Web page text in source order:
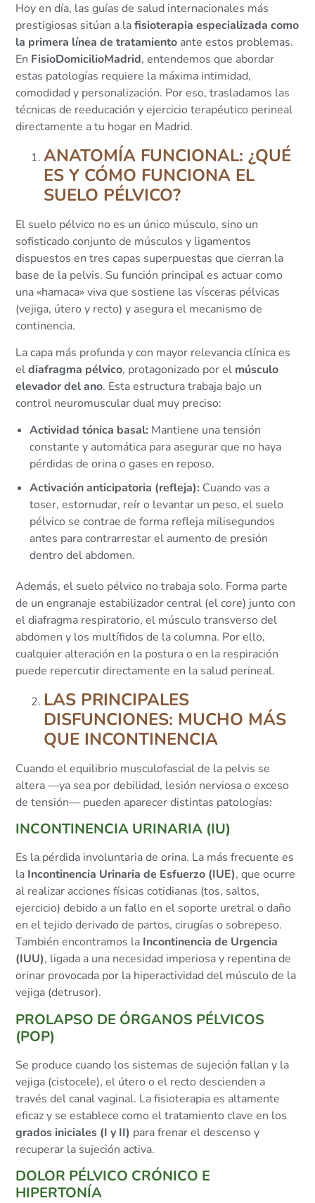
Hoy en día, las guías de salud internacionales más
prestigiosas sitúan a lafisioterapia especializada como
la primera línea de tratamiento ante estos problemas.
En FisioDomicilioMadrid, entendemos que abordar
estas patologías requiere la máxima intimidad,
comodidad y personalización. Por eso, trasladamos las
técnicas de reeducación y ejercicio terapéutico perineal
directamente a tu hogar en Madrid.
ANATOMÍA FUNCIONAL: ¿QUÉ
ES Y CÓMO FUNCIONA EL
SUELO PÉLVICO?
El suelo pélvico no es un único músculo, sino un
sofisticado conjunto de músculos y ligamentos
dispuestos en tres capas superpuestas que cierran la
base de la pelvis. Su función principal es actuar como
una «hamaca» viva que sostiene las vísceras pélvicas
(vejiga, útero y recto) y asegura el mecanismo de
continencia.
La capa más profunda y con mayor relevancia clínica es
eldiafragma pélvico, protagonizado por el músculo
elevador del ano. Esta estructura trabaja bajo un
control neuromuscular dual muy preciso:
Actividad tónica basal: Mantiene una tensión
constante y automática para asegurar que no haya
pérdidas de orina o gases en reposo.
Activación anticipatoria (refleja): Cuando vas a
toser, estornudar, reír o levantar un peso, el suelo
pélvico se contrae de forma refleja milisegundos
antes para contrarrestar el aumento de presión
dentro del abdomen.
Además, el suelo pélvico no trabaja solo. Forma parte
de un engranaje estabilizador central (elcore) junto con
el diafragma respiratorio, el músculo transverso del
abdomen y los multífidos de la columna. Por ello,
cualquier alteración en la postura o en la respiración
puede repercutir directamente en la salud perineal.
LAS PRINCIPALES
DISFUNCIONES: MUCHO MÁS
QUE INCONTINENCIA
Cuando el equilibrio musculofascial de la pelvis se
altera —ya sea por debilidad, lesión nerviosa o exceso
de tensión— pueden aparecer distintas patologías:
INCONTINENCIA URINARIA (IU)
Es la pérdida involuntaria de orina. La más frecuente es
la Incontinencia Urinaria de Esfuerzo (IUE), que ocurre
al realizar acciones físicas cotidianas (tos, saltos,
ejercicio) debido a un fallo en el soporte uretral o daño
en el tejido derivado de partos, cirugías o sobrepeso.
También encontramos la Incontinencia de Urgencia
(IUU), ligada a una necesidad imperiosa y repentina de
orinar provocada por la hiperactividad del músculo de la
vejiga (detrusor).
PROLAPSO DE ÓRGANOS PÉLVICOS
(POP)
Se produce cuando los sistemas de sujeción fallan y la
vejiga (cistocele), el útero o el recto descienden a
través del canal vaginal. La fisioterapia es altamente
eficaz y se establece como el tratamiento clave en los
grados iniciales (I y II) para frenar el descenso y
recuperar la sujeción activa.
DOLOR PÉLVICO CRÓNICO E
HIPERTONÍA